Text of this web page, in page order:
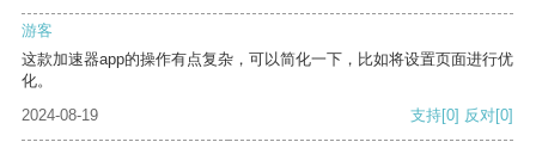
游客
这款加速器app的操作有点复杂，可以简化一下，比如将设置页面进行优
化。
2024-08-19
支持[0] 反对[0]